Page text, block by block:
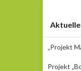
„Projekt
Projekt